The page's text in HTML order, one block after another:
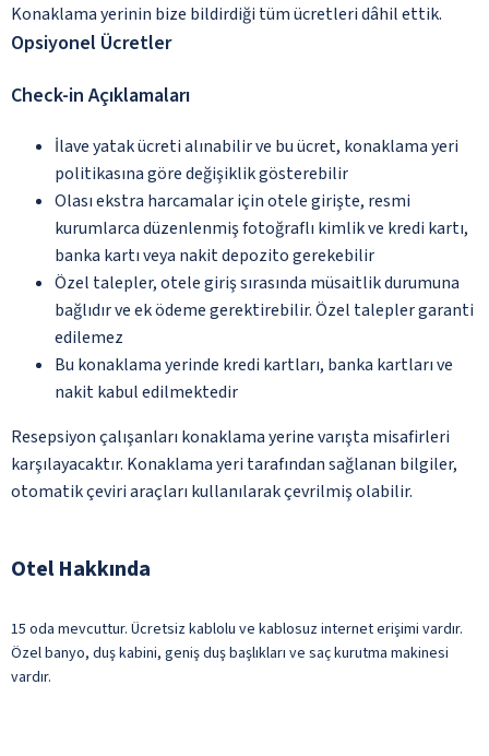
Konaklama yerinin bize bildirdiği tüm ücretleri dâhil ettik.
Opsiyonel Ücretler
Check-in Açıklamaları
İlave yatak ücreti alınabilir ve bu ücret, konaklama yeri
politikasına göre değişiklik gösterebilir
Olası ekstra harcamalar için otele girişte, resmi
kurumlarca düzenlenmiş fotoğraflı kimlik ve kredi kartı,
banka kartı veya nakit depozito gerekebilir
Özel talepler, otele giriş sırasında müsaitlik durumuna
bağlıdır ve ek ödeme gerektirebilir. Özel talepler garanti
edilemez
Bu konaklama yerinde kredi kartları, banka kartları ve
nakit kabul edilmektedir
Resepsiyon çalışanları konaklama yerine varışta misafirleri
karşılayacaktır. Konaklama yeri tarafından sağlanan bilgiler,
otomatik çeviri araçları kullanılarak çevrilmiş olabilir.
Otel Hakkında
15 oda mevcuttur. Ücretsiz kablolu ve kablosuz internet erişimi vardır.
Özel banyo, duş kabini, geniş duş başlıkları ve saç kurutma makinesi
vardır.